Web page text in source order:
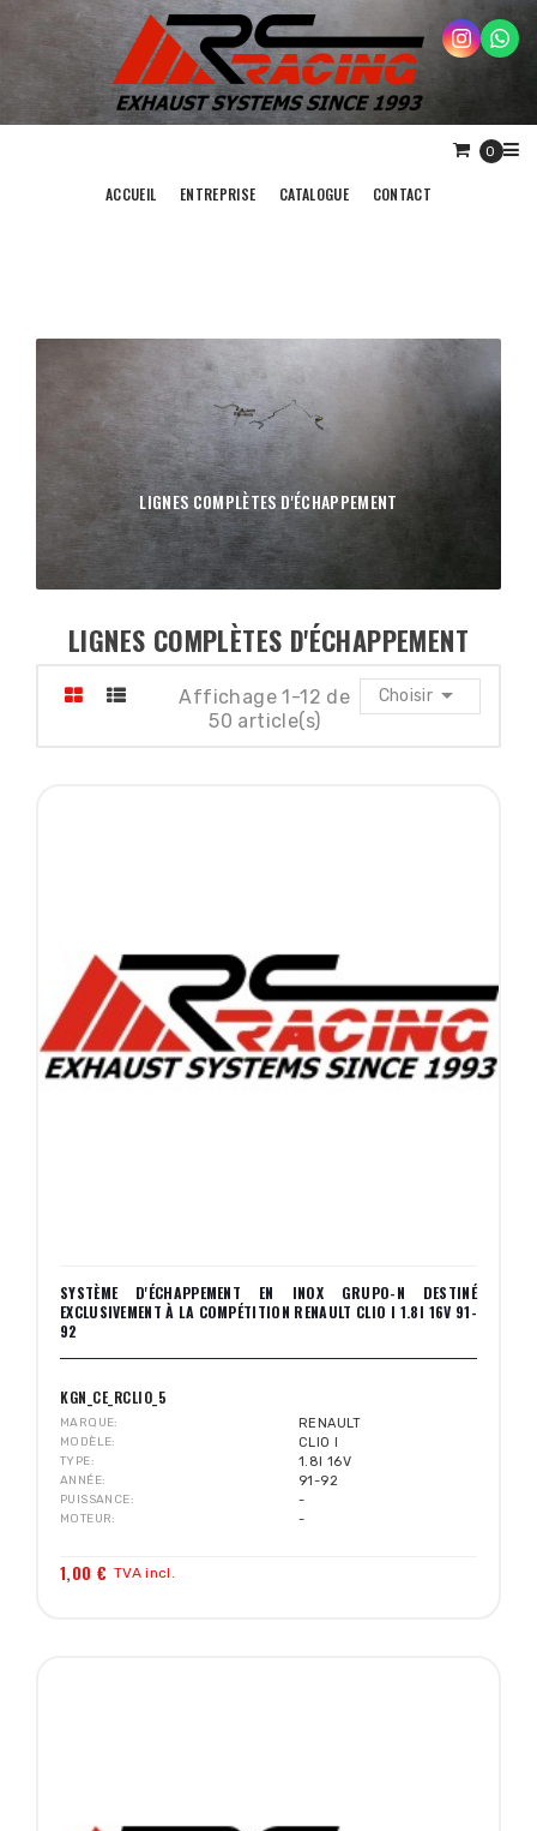
0
ACCUEIL ENTREPRISE CATALOGUE CONTACT
LIGNES COMPLÈTES D'ÉCHAPPEMENT
LIGNES COMPLÈTES D'ÉCHAPPEMENT
Choisir 
Affichage 1-12 de
50 article(s)
SYSTÈME D'ÉCHAPPEMENT EN INOX GRUPO-N DESTINÉ
EXCLUSIVEMENT À LA COMPÉTITION RENAULT CLIO I 1.8I 16V 91-
92
KGN_CE_RCLIO_5
MARQUE RENAULT
MODÈLE CLIO I
TYPE 1.8I 16V
ANNÉE 91-92
PUISSANCE -
MOTEUR -
1,00 € TVA incl.